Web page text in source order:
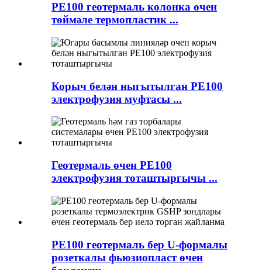
PE100 геотермаль колонка өчен
төймәле термопластик ...
Корыч белән ныгытылган PE100
электрофузия муфтасы ...
Геотермаль өчен PE100
электрофузия тоташтыргычы ...
PE100 геотермаль бер U-формалы
розеткалы фьюзиопласт өчен